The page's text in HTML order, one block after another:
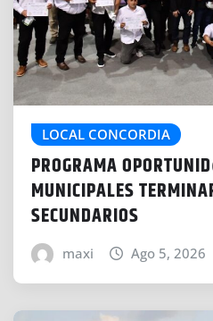
LOCAL CONCORDIA
PROGRAMA
MUNICIPALES
SECUNDARIOS
maxi Ago 5, 2026